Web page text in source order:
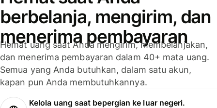
berbelanja, mengirim, dan
menerima pembayaran
Hemat uang saat Anda mengirim, membelanjakan,
dan menerima pembayaran dalam 40+ mata uang.
Semua yang Anda butuhkan, dalam satu akun,
kapan pun Anda membutuhkannya.
Kelola uang saat bepergian ke luar negeri.